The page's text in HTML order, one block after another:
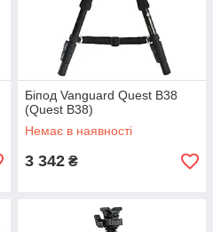
Біпод Vanguard Quest B38
(Quest B38)
Немає в наявності
3 342 ₴